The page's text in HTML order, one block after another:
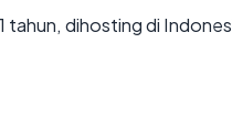
tahun, dihosting di